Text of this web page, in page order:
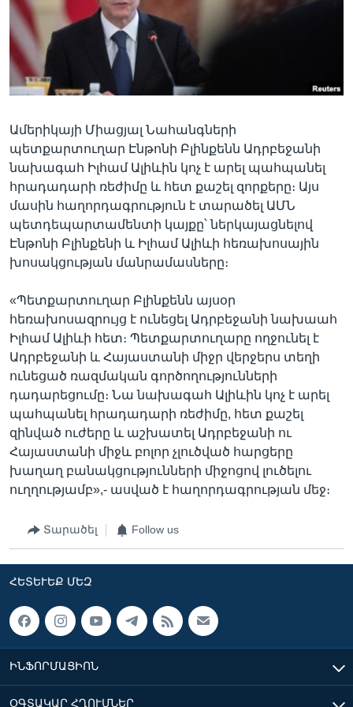
Լեզուներ
Ամերիկայի Միացյալ Նահանգների
պետքարտուղար Էնթոնի Բլինքենն Ադրբեջանի
նախագահ Իլհամ Ալիևին կոչ է արել պահպանել
հրադադարի ռեժիմը և հետ քաշել զորքերը։ Այս
մասին հաղորդագրություն է տարածել ԱՄՆ
պետդեպարտամենտի կայքը՝ ներկայացնելով
Էնթոնի Բլինքենի և Իլհամ Ալիևի հեռախոսային
խոսակցության մանրամասները։
«Պետքարտուղար Բլինքենն այսօր
հեռախոսազրույց է ունեցել Ադրբեջանի նախաահ
Իլհամ Ալիևի հետ։ Պետքարտուղարը ողջունել է
Ադրբեջանի և Հայաստանի միջր վերջերս տեղի
ունեցած ռազմական գործողությունների
դադարեցումը։ Նա նախագահ Ալիևին կոչ է արել
պահպանել հրադադարի ռեժիմը, հետ քաշել
զինված ուժերը և աշխատել Ադրբեջանի ու
Հայաստանի միջև բոլոր չլուծված հարցերը
խաղաղ բանակցությունների միջոցով լուծելու
ուղղությամբ»,- ասված է հաղորդագրության մեջ։
Տարածել Follow us
ՀԵՏԵՒԵՔ ՄԵԶ
ԻՆՖՈՐՄԱՑԻՈՆ
ՕԳՏԱԿԱՐ ՀՂՈՒՄՆԵՐ